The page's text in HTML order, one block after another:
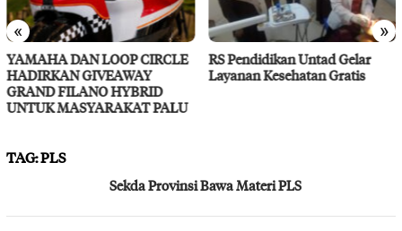
« »
YAMAHA DAN LOOP CIRCLE
HADIRKAN GIVEAWAY
GRAND FILANO HYBRID
UNTUK MASYARAKAT PALU
RS Pendidikan Untad Gelar
Layanan Kesehatan Gratis
TAG:PLS
Sekda Provinsi Bawa Materi PLS